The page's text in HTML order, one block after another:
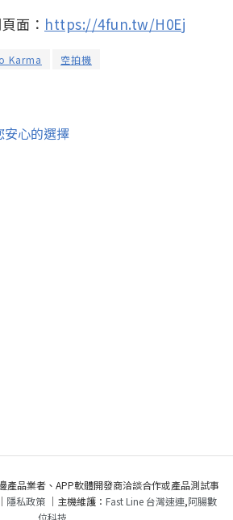
面： https://4fun.tw/H0Ej
Karma 空拍機
安心的選擇
產品業者、APP軟體開發商洽談合作或產品測試事
隱私政策｜主機維護： Fast Line 台灣速連,阿腸數